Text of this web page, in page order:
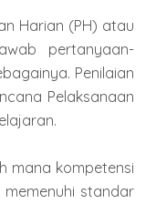
Harian (PH) atau
pertanyaan-
Penilaian
Pelaksanaan
mana kompetensi
standar